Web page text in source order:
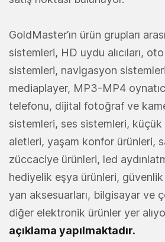
GoldMaster’ın ürün grupları
sistemleri, HD uydu alıcıları,
sistemleri, navigasyon
mediaplayer, MP3-MP4
telefonu, dijital fotoğraf ve
sistemleri, ses sistemleri,
aletleri, yaşam konfor ürünleri,
züccaciye ürünleri, led
hediyelik eşya ürünleri,
yan aksesuarları, bilgisayar ve
diğer elektronik ürünler yer
açıklama yapılmaktadır.